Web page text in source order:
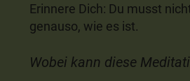
Erinnere Dich: Du musst
genauso, wie es ist.
Wobei kann diese